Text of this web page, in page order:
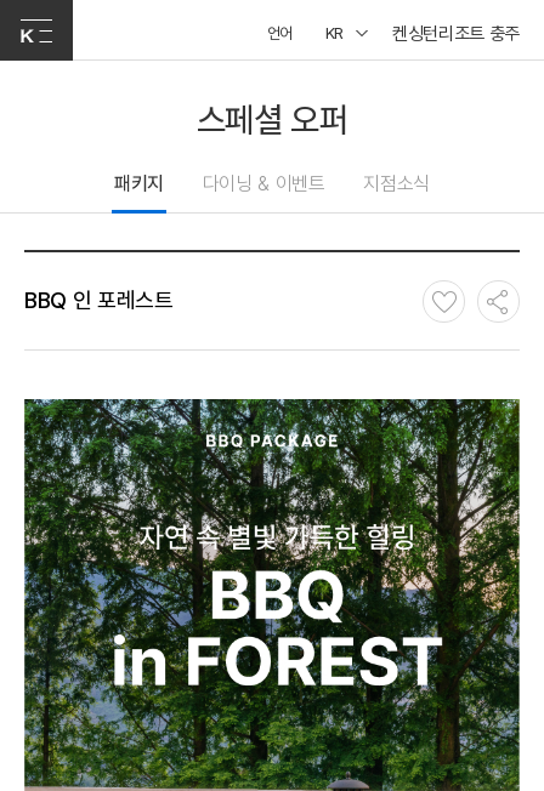
언어 KR 켄싱턴리조트 충주
스페셜 오퍼
패키지 다이닝 & 이벤트 지점소식
BBQ 인 포레스트